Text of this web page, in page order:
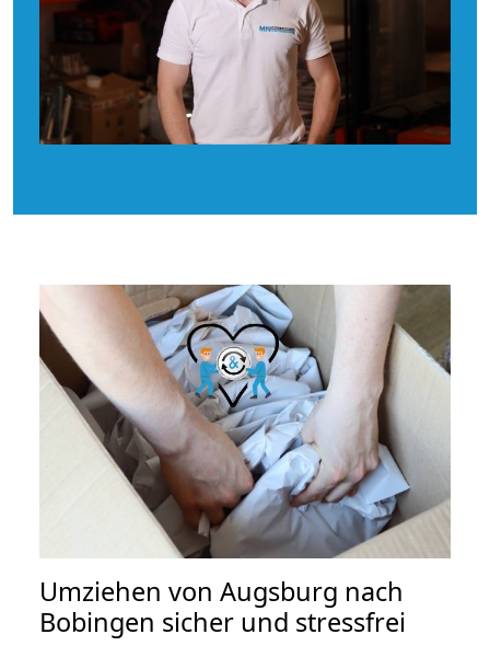
Umziehen von Augsburg nach
Bobingen sicher und stressfrei